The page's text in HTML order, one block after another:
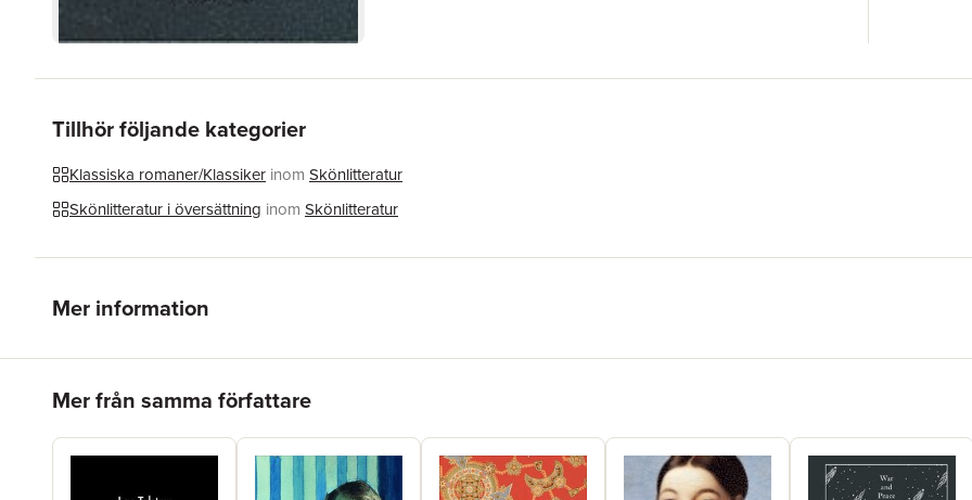
Tillhör följande kategorier
Klassiska romaner/Klassiker inom Skönlitteratur
Skönlitteratur i översättning inom Skönlitteratur
Mer information
Mer från samma författare